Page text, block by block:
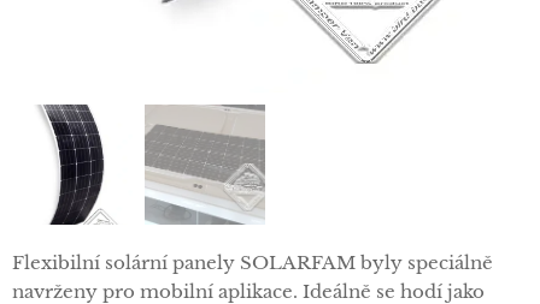
Flexibilní solární panely SOLARFAM byly speciálně
navrženy pro mobilní aplikace. Ideálně se hodí jako